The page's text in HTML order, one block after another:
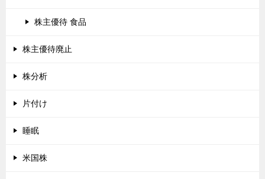
株主優待 食品
株主優待廃止
株分析
片付け
睡眠
米国株